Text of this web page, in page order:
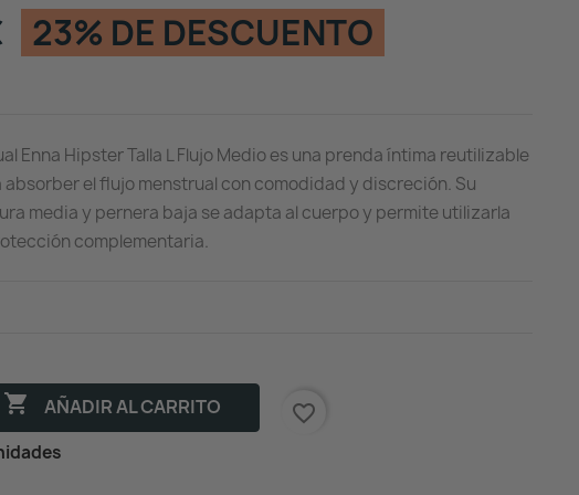
23% DE DESCUENTO
Enna Hipster Talla L Flujo Medio es una prenda íntima reutilizable
el flujo menstrual con comodidad y discreción. Su
media y pernera baja se adapta al cuerpo y permite utilizarla
complementaria.
 AÑADIR AL CARRITO
favorite_border